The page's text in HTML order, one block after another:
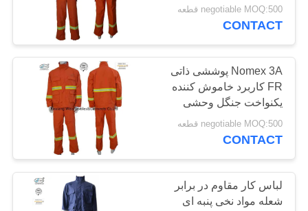
تور
کارخانه
کنترل
کیفیت
کاورهای سبک سبک
FR
16
17
negotiable MOQ:500 قطعه
CONTACT
Nomex 3A پوششی ذاتی
FR کاربرد خاموش کننده
یکنواخت جنگل وحشی
negotiable MOQ:500 قطعه
CONTACT
لباس کار مقاوم در برابر
شعله مواد نخی پنبه ای